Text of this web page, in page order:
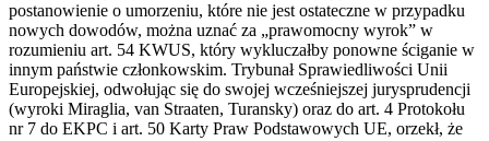
postanowienie o umorzeniu, które nie jest ostateczne w przypadku
nowych dowodów, można uznać za „prawomocny wyrok” w
rozumieniu art. 54 KWUS, który wykluczałby ponowne ściganie w
innym państwie członkowskim. Trybunał Sprawiedliwości Unii
Europejskiej, odwołując się do swojej wcześniejszej jurysprudencji
(wyroki Miraglia, van Straaten, Turansky) oraz do art. 4 Protokołu
nr 7 do EKPC i art. 50 Karty Praw Podstawowych UE, orzekł, że